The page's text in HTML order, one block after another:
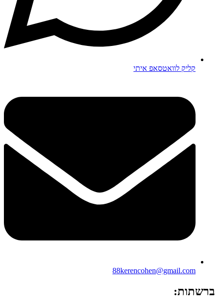
קליק לוואטסאפ איתי
88kerencohen@gmail.com
ברשתות: